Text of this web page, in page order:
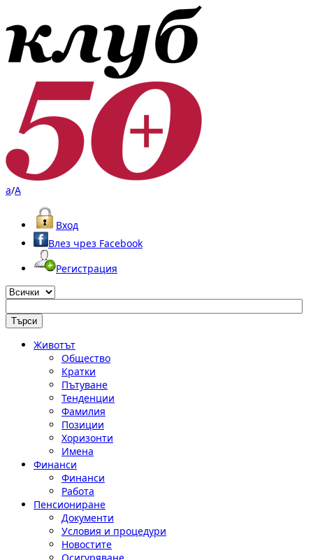
a/A
Вход
Влез чрез Facebook
Регистрация
Животът
Общество
Кратки
Пътуване
Тенденции
Фамилия
Позиции
Хоризонти
Имена
Финанси
Финанси
Работа
Пенсиониране
Документи
Условия и процедури
Новостите